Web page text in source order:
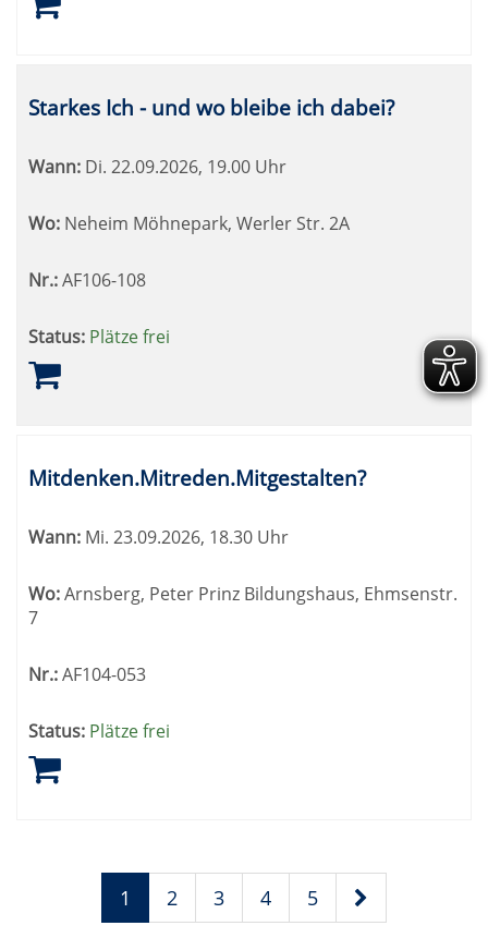
Starkes Ich - und wo bleibe ich dabei?
Wann: Di. 22.09.2026, 19.00 Uhr
Wo: Neheim Möhnepark, Werler Str. 2A
Nr.:AF106-108
Status: Plätze frei
Mitdenken.Mitreden.Mitgestalten?
Wann: Mi. 23.09.2026, 18.30 Uhr
Wo:Arnsberg, Peter Prinz Bildungshaus, Ehmsenstr.
7
Nr.:AF104-053
Status: Plätze frei
1 2 3 4 5